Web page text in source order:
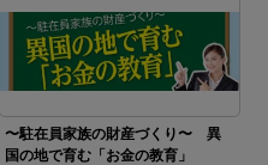
〜駐在員家族の財産づくり〜 異
国の地で育む「お金の教育」